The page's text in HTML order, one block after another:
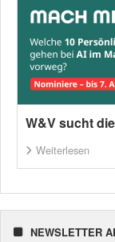
W&V sucht
Weiterlesen
NEWSLETTER